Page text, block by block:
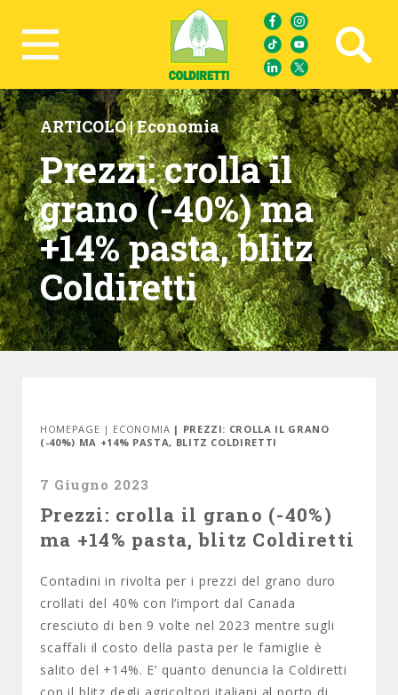
Ricerca avanzata
ARTICOLO |Economia
Prezzi: crolla il
grano (-40%) ma
+14% pasta, blitz
Coldiretti
HOMEPAGE | ECONOMIA | PREZZI: CROLLA IL GRANO
(-40%) MA +14% PASTA, BLITZ COLDIRETTI
7 Giugno 2023
Prezzi: crolla il grano (-40%)
ma +14% pasta, blitz Coldiretti
Contadini in rivolta per i prezzi del grano duro
crollati del 40% con l’import dal Canada
cresciuto di ben 9 volte nel 2023 mentre sugli
scaffali il costo della pasta per le famiglie è
salito del +14%. E’ quanto denuncia la Coldiretti